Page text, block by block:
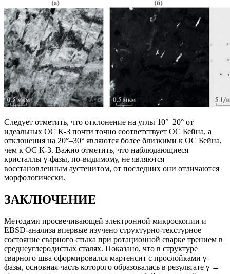
Следует отметить, что отклонение на углы 10°–20° от
идеальных ОС К-З почти точно соответствует ОС Бейна, а
отклонения на 20°–30° являются более близкими к ОС Бейна,
чем к ОС К-З. Важно отметить, что наблюдающиеся
кристаллы γ-фазы, по-видимому, не являются
восстановленным аустенитом, от последних они отличаются
морфологически.
ЗАКЛЮЧЕНИЕ
Методами просвечивающей электронной микроскопии и
EBSD-анализа впервые изучено структурно-текстурное
состояние сварного стыка при ротационной сварке трением в
среднеуглеродистых сталях. Показано, что в структуре
сварного шва сформировался мартенсит с прослойками γ-
фазы, основная часть которого образовалась в результате γ →